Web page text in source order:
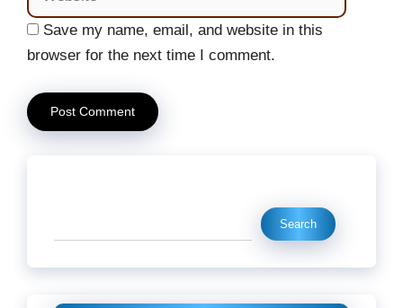
Save my name, email, and website in this
browser for the next time I comment.
Search